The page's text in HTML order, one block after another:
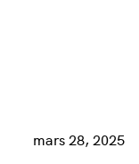
mars 28, 2025